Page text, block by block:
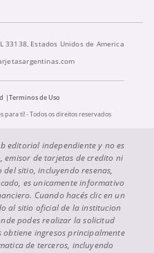
33138, Estados Unidos de America
Terminos de Uso
para ti! - Todos os direitos reservados
editorial independiente y no es
de tarjetas de credito ni
sitio, incluyendo resenas,
es unicamente informativo
Cuando hacés clic en un
al sitio oficial de la institucion
podes realizar la solicitud
ingresos principalmente
de terceros, incluyendo